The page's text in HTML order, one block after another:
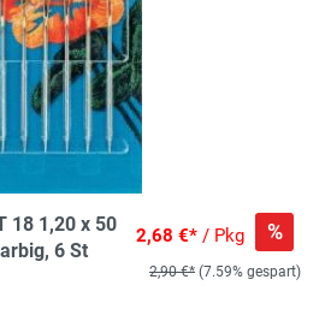
18 1,20 x 50
6 St
2,68 €* / Pkg %
2,90 €* (7.59% gespart)